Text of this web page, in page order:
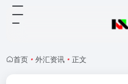
首页 • 外汇资讯 • 正文